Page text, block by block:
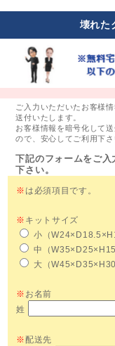
壊れた
ご入力いただいたお客様
送付いたします。
お客様情報を暗号化して
ので、安心してご利用下さ
下記のフォームをご
下さい。
※ は必須項目です。
※ キットサイズ
小（
中（
大（
※ お名前
姓
※ 配送先